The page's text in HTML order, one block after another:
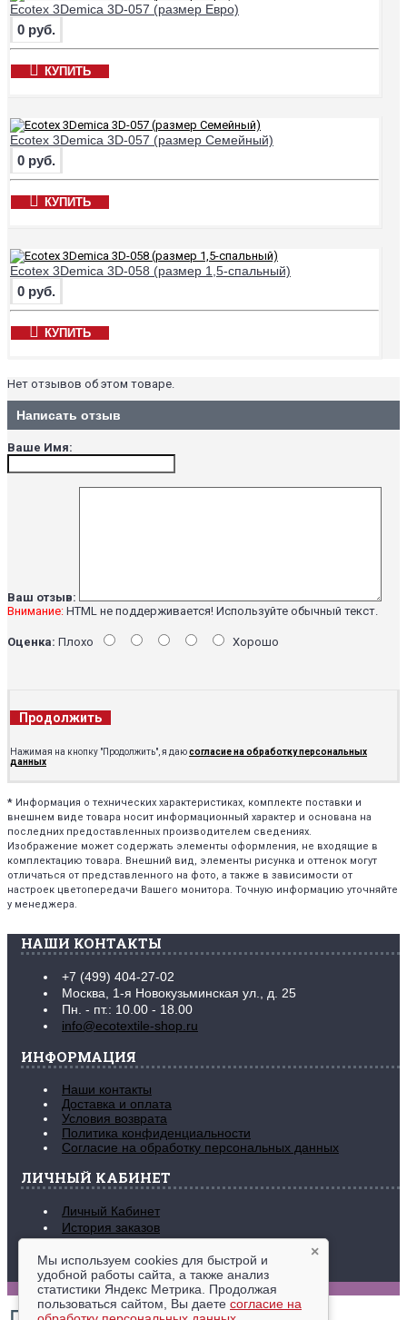
Ecotex 3Demica 3D-057 (размер Евро)
0 руб.
КУПИТЬ
Ecotex 3Demica 3D-057 (размер Семейный)
0 руб.
КУПИТЬ
Ecotex 3Demica 3D-058 (размер 1,5-спальный)
0 руб.
КУПИТЬ
Нет отзывов об этом товаре.
Написать отзыв
Ваше Имя:
Ваш отзыв:
Внимание: HTML не поддерживается! Используйте обычный текст.
Оценка: Плохо Хорошо
Продолжить
Нажимая на кнопку "Продолжить", я даюсогласие на обработку персональных
данных
* Информация о технических характеристиках, комплекте поставки и
внешнем виде товара носит информационный характер и основана на
последних предоставленных производителем сведениях.
Изображение может содержать элементы оформления, не входящие в
комплектацию товара. Внешний вид, элементы рисунка и оттенок могут
отличаться от представленного на фото, а также в зависимости от
настроек цветопередачи Вашего монитора. Точную информацию уточняйте
у менеджера.
НАШИ КОНТАКТЫ
+7 (499) 404-27-02
Москва, 1-я Новокузьминская ул., д. 25
Пн. - пт.: 10.00 - 18.00
info@ecotextile-shop.ru
ИНФОРМАЦИЯ
Наши контакты
Доставка и оплата
Условия возврата
Политика конфиденциальности
Согласие на обработку персональных данных
ЛИЧНЫЙ КАБИНЕТ
Личный Кабинет
История заказов
Закладки (0)
Рассылка новостей
www.ecotextile-shop.ru © 2016-2026
×
Мы используем cookies для быстрой и
удобной работы сайта, а также анализ
статистики Яндекс Метрика. Продолжая
пользоваться сайтом, Вы даете согласие на